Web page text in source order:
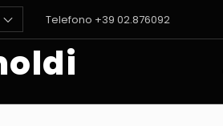
Telefono +39 02.876092